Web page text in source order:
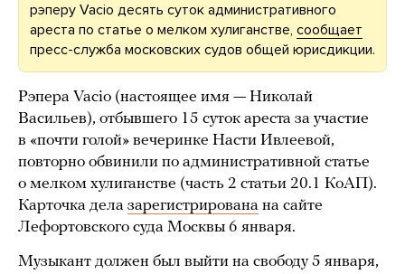
рэперу Vacio десять суток административного
ареста по статье о мелком хулиганстве, сообщает
пресс-служба московских судов общей юрисдикции.
Рэпера Vacio (настоящее имя — Николай
Васильев), отбывшего 15 суток ареста за участие
в «почти голой» вечеринке Насти Ивлеевой,
повторно обвинили по административной статье
о мелком хулиганстве (часть 2 статьи 20.1 КоАП).
Карточка дела зарегистрирована на сайте
Лефортовского суда Москвы 6 января.
Музыкант должен был выйти на свободу 5 января,